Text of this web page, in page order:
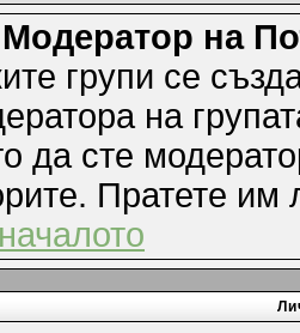
на
групи се
на
да сте
Пратете